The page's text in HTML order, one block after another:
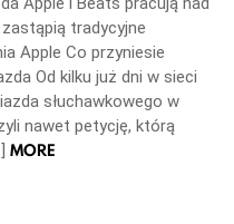
tradycyjne
Apple Co przyniesie
Od kilku już dni w sieci
słuchawkowego w
nawet petycję, którą
MORE